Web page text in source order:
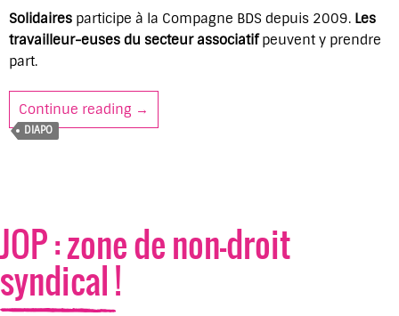
Solidaires participe à la Compagne BDS depuis 2009. Les
travailleur-euses du secteur associatifpeuvent y prendre
part.
Continue reading Pistes d’actions syndicales dans le
→
DIAPO
JOP : zone de non-droit
syndical !